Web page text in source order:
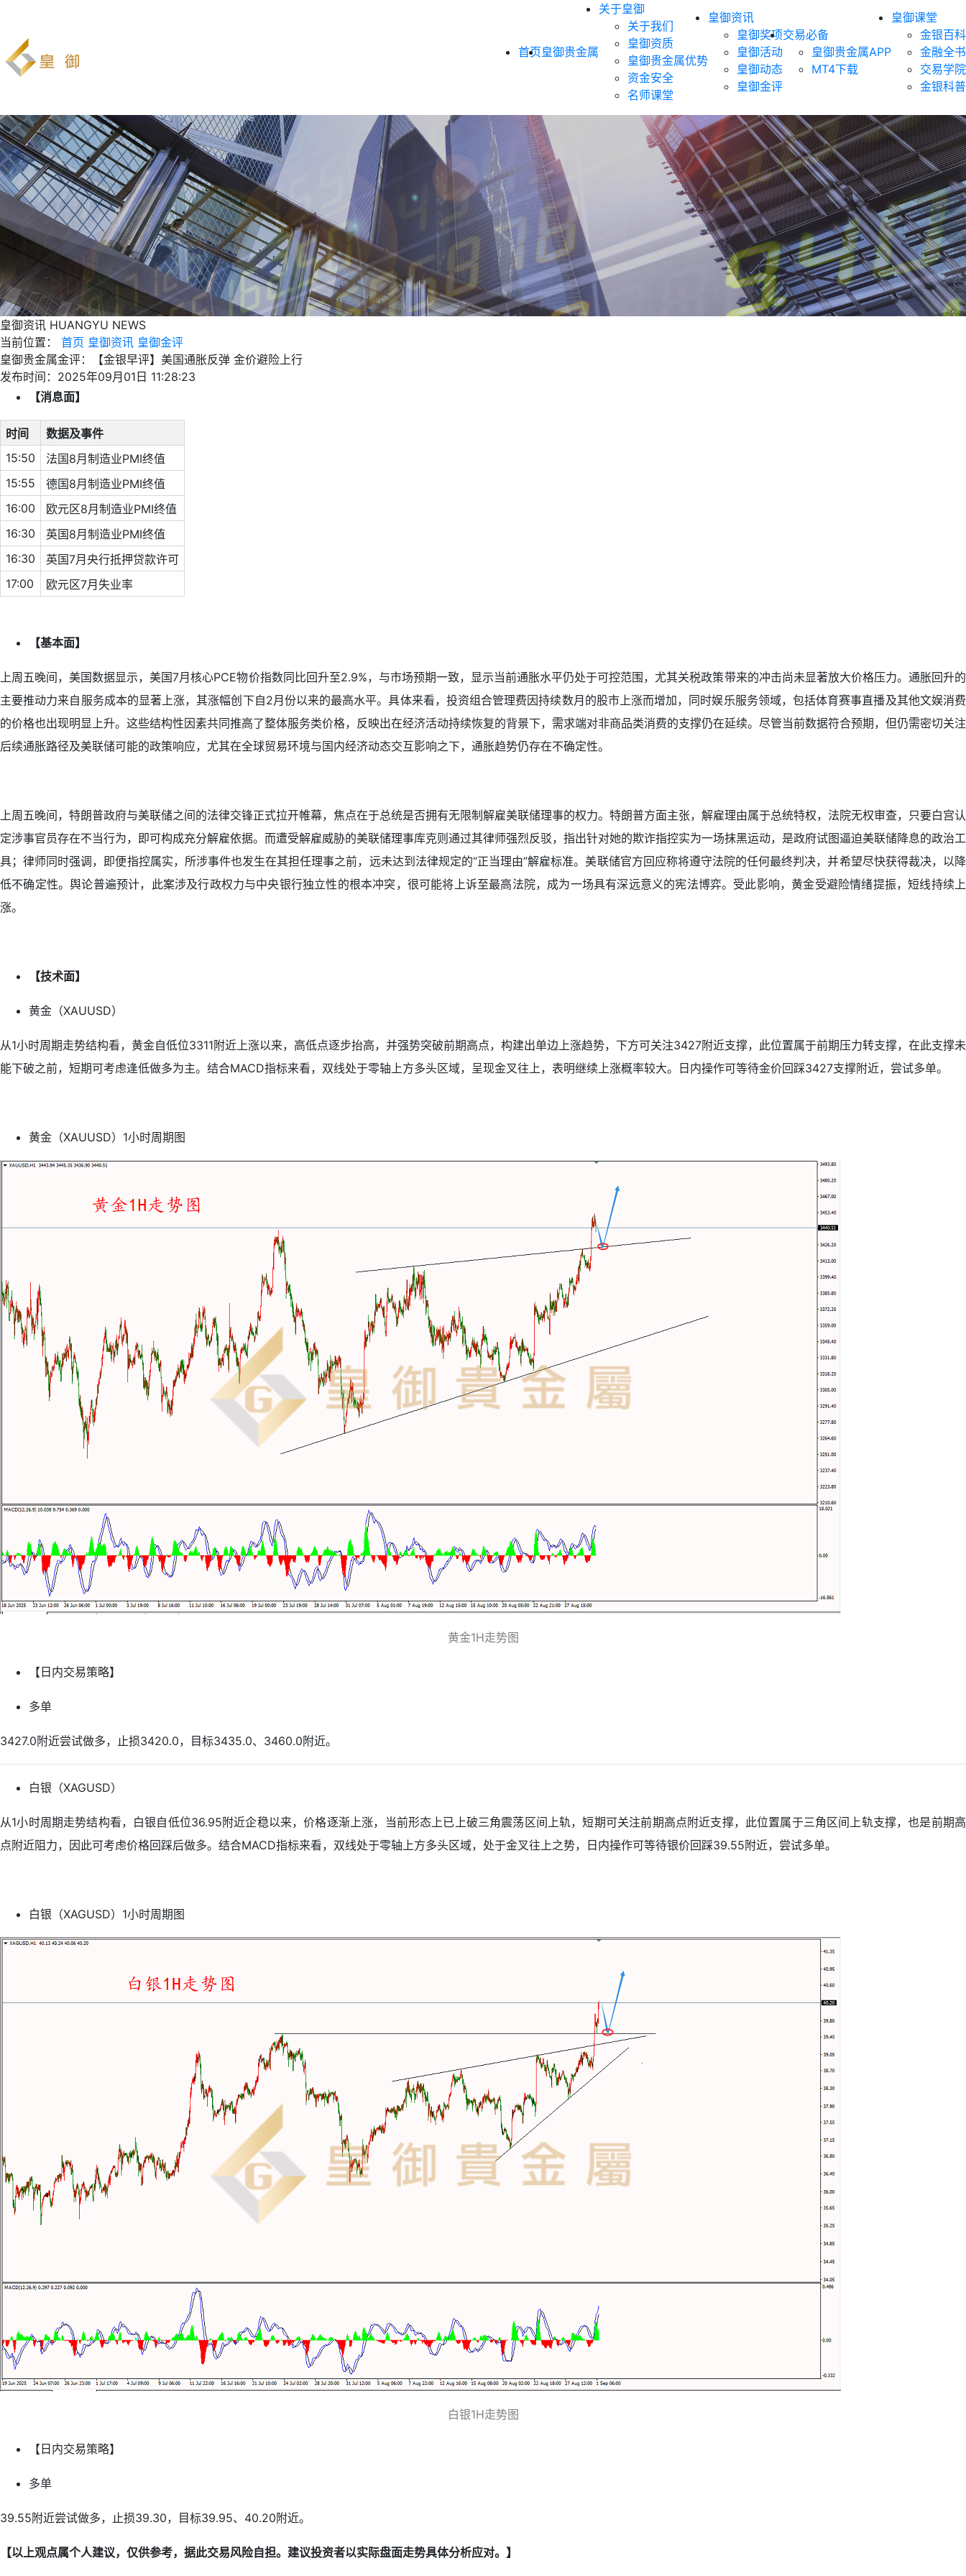
首页皇御贵金属
关于皇御
关于我们
皇御资质
皇御贵金属优势
资金安全
名师课堂
皇御资讯
皇御奖项
皇御活动
皇御动态
皇御金评
交易必备
皇御贵金属APP
MT4下载
皇御课堂
金银百科
金融全书
交易学院
金银科普
皇御资讯 HUANGYU NEWS
当前位置：
首页 皇御资讯 皇御金评
皇御贵金属金评：【金银早评】美国通胀反弹 金价避险上行
发布时间：2025年09月01日 11:28:23
【消息面】
时间
数据及事件
15:50
法国8月制造业PMI终值
15:55
德国8月制造业PMI终值
16:00
欧元区8月制造业PMI终值
16:30
英国8月制造业PMI终值
16:30
英国7月央行抵押贷款许可
17:00
欧元区7月失业率
【基本面】
上周五晚间，美国数据显示，美国7月核心PCE物价指数同比回升至2.9%，与市场预期一致，显示当前通胀水平仍处于可控范围，尤其关税政策带来的冲击尚未显著放大价格压力。通胀回升的
主要推动力来自服务成本的显著上涨，其涨幅创下自2月份以来的最高水平。具体来看，投资组合管理费因持续数月的股市上涨而增加，同时娱乐服务领域，包括体育赛事直播及其他文娱消费
的价格也出现明显上升。这些结构性因素共同推高了整体服务类价格，反映出在经济活动持续恢复的背景下，需求端对非商品类消费的支撑仍在延续。尽管当前数据符合预期，但仍需密切关注
后续通胀路径及美联储可能的政策响应，尤其在全球贸易环境与国内经济动态交互影响之下，通胀趋势仍存在不确定性。
上周五晚间，特朗普政府与美联储之间的法律交锋正式拉开帷幕，焦点在于总统是否拥有无限制解雇美联储理事的权力。特朗普方面主张，解雇理由属于总统特权，法院无权审查，只要白宫认
定涉事官员存在不当行为，即可构成充分解雇依据。而遭受解雇威胁的美联储理事库克则通过其律师强烈反驳，指出针对她的欺诈指控实为一场抹黑运动，是政府试图逼迫美联储降息的政治工
具；律师同时强调，即便指控属实，所涉事件也发生在其担任理事之前，远未达到法律规定的“正当理由”解雇标准。美联储官方回应称将遵守法院的任何最终判决，并希望尽快获得裁决，以降
低不确定性。舆论普遍预计，此案涉及行政权力与中央银行独立性的根本冲突，很可能将上诉至最高法院，成为一场具有深远意义的宪法博弈。受此影响，黄金受避险情绪提振，短线持续上
涨。
【技术面】
黄金（XAUUSD）
从1小时周期走势结构看，黄金自低位3311附近上涨以来，高低点逐步抬高，并强势突破前期高点，构建出单边上涨趋势，下方可关注3427附近支撑，此位置属于前期压力转支撑，在此支撑未
能下破之前，短期可考虑逢低做多为主。结合MACD指标来看，双线处于零轴上方多头区域，呈现金叉往上，表明继续上涨概率较大。日内操作可等待金价回踩3427支撑附近，尝试多单。
黄金（XAUUSD）1小时周期图
黄金1H走势图
【日内交易策略】
多单
3427.0附近尝试做多，止损3420.0，目标3435.0、3460.0附近。
白银（XAGUSD）
从1小时周期走势结构看，白银自低位36.95附近企稳以来，价格逐渐上涨，当前形态上已上破三角震荡区间上轨，短期可关注前期高点附近支撑，此位置属于三角区间上轨支撑，也是前期高
点附近阻力，因此可考虑价格回踩后做多。结合MACD指标来看，双线处于零轴上方多头区域，处于金叉往上之势，日内操作可等待银价回踩39.55附近，尝试多单。
白银（XAGUSD）1小时周期图
白银1H走势图
【日内交易策略】
多单
39.55附近尝试做多，止损39.30，目标39.95、40.20附近。
【以上观点属个人建议，仅供参考，据此交易风险自担。建议投资者以实际盘面走势具体分析应对。】